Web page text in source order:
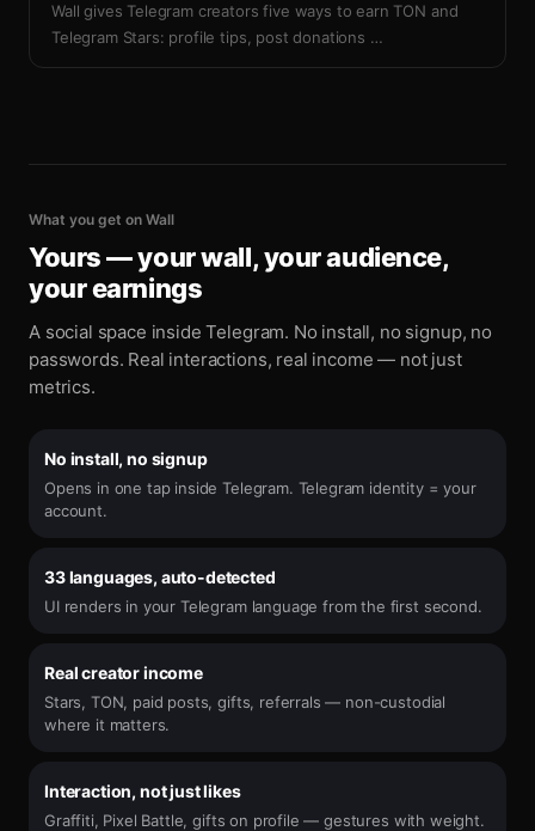
Wall gives Telegram creators five ways to earn TON and
Telegram Stars: profile tips, post donations …
What you get on Wall
Yours — your wall, your audience,
your earnings
A social space inside Telegram. No install, no signup, no
passwords. Real interactions, real income — not just
metrics.
No install, no signup
Opens in one tap inside Telegram. Telegram identity = your
account.
33 languages, auto-detected
UI renders in your Telegram language from the first second.
Real creator income
Stars, TON, paid posts, gifts, referrals — non-custodial
where it matters.
Interaction, not just likes
Graffiti, Pixel Battle, gifts on profile — gestures with weight.